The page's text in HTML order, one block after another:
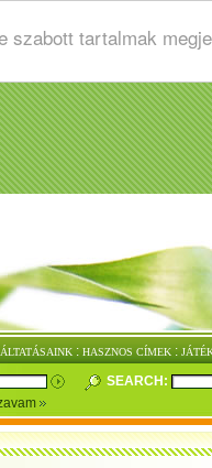
tartalmak
: HASZNOS CÍMEK :
SEARCH: